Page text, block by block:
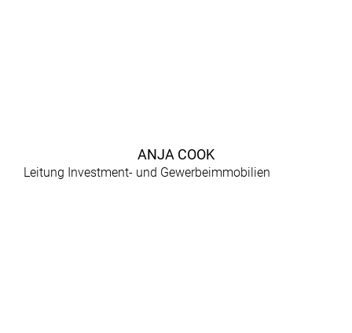
ANJA COOK
Leitung Investment- und Gewerbeimmobilien